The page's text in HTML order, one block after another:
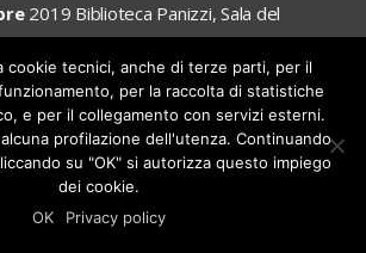
2019 Biblioteca Panizzi, Sala del
Manenti Valli
Farini 5, 42121 Reggio Emilia
0522.451192 fax 0522.455035
cookie tecnici, anche di terze parti, per il
per la raccolta di statistiche
e per il collegamento con servizi esterni.
profilazione dell'utenza. Continuando
su "OK" si autorizza questo impiego
dei cookie.
OK
Privacy policy